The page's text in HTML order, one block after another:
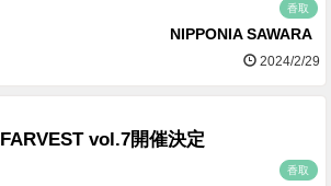
香取
NIPPONIA SAWARA
2024/2/29
FARVEST vol.7開催決定
香取